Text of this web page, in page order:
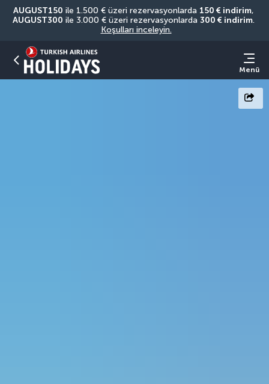
AUGUST150 ile 1.500 € üzeri rezervasyonlarda 150 € indirim
AUGUST300 ile 3.000 € üzeri rezervasyonlarda 300 € indirim
Koşulları inceleyin.
Menü